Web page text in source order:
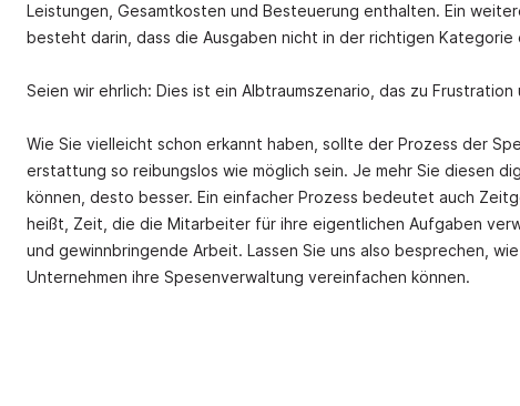
Leistungen, Gesamtkosten und Besteuerung enthalten. Ein
besteht darin, dass die Ausgaben nicht in der richtigen Kategorie
Seien wir ehrlich: Dies ist ein Albtraumszenario, das zu
Wie Sie vielleicht schon erkannt haben, sollte der Prozess der
erstattung so reibungslos wie möglich sein. Je mehr Sie diesen
können, desto besser. Ein einfacher Prozess bedeutet auch
heißt, Zeit, die die Mitarbeiter für ihre eigentlichen Aufgaben
und gewinnbringende Arbeit. Lassen Sie uns also besprechen,
Unternehmen ihre Spesenverwaltung vereinfachen können.